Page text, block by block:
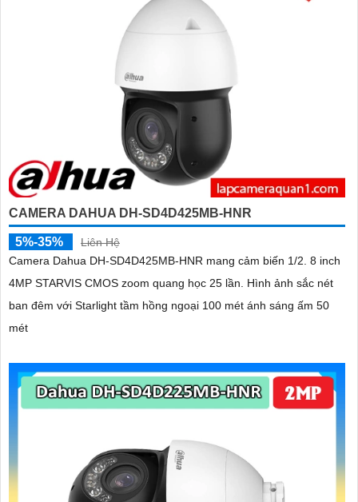
CAMERA DAHUA DH-SD4D425MB-HNR
5%-35%
Liên Hệ
Camera Dahua DH-SD4D425MB-HNR mang cảm biến 1/2. 8 inch
4MP STARVIS CMOS zoom quang học 25 lần. Hình ảnh sắc nét
ban đêm với Starlight tầm hồng ngoại 100 mét ánh sáng ấm 50
mét